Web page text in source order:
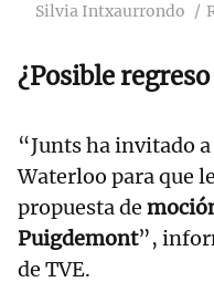
Silvia Intxaurrondo
¿Posible regreso
“Junts ha invitado
Waterloo para que
propuesta de
Puigdemont”,
de TVE.